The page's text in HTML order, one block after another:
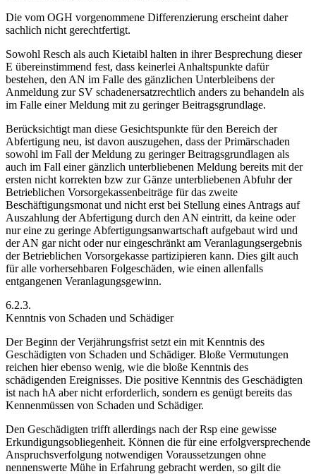
Die vom OGH vorgenommene Differenzierung erscheint daher
sachlich nicht gerechtfertigt.
Sowohl Resch als auch Kietaibl halten in ihrer Besprechung dieser
E übereinstimmend fest, dass keinerlei Anhaltspunkte dafür
bestehen, den AN im Falle des gänzlichen Unterbleibens der
Anmeldung zur SV schadenersatzrechtlich anders zu behandeln als
im Falle einer Meldung mit zu geringer Beitragsgrundlage.
Berücksichtigt man diese Gesichtspunkte für den Bereich der
Abfertigung neu, ist davon auszugehen, dass der Primärschaden
sowohl im Fall der Meldung zu geringer Beitragsgrundlagen als
auch im Fall einer gänzlich unterbliebenen Meldung bereits mit der
ersten nicht korrekten bzw zur Gänze unterbliebenen Abfuhr der
Betrieblichen Vorsorgekassenbeiträge für das zweite
Beschäftigungsmonat und nicht erst bei Stellung eines Antrags auf
Auszahlung der Abfertigung durch den AN eintritt, da keine oder
nur eine zu geringe Abfertigungsanwartschaft aufgebaut wird und
der AN gar nicht oder nur eingeschränkt am Veranlagungsergebnis
der Betrieblichen Vorsorgekasse partizipieren kann. Dies gilt auch
für alle vorhersehbaren Folgeschäden, wie einen allenfalls
entgangenen Veranlagungsgewinn.
6.2.3.
Kenntnis von Schaden und Schädiger
Der Beginn der Verjährungsfrist setzt ein mit Kenntnis des
Geschädigten von Schaden und Schädiger. Bloße Vermutungen
reichen hier ebenso wenig, wie die bloße Kenntnis des
schädigenden Ereignisses. Die positive Kenntnis des Geschädigten
ist nach hA aber nicht erforderlich, sondern es genügt bereits das
Kennenmüssen von Schaden und Schädiger.
Den Geschädigten trifft allerdings nach der Rsp eine gewisse
Erkundigungsobliegenheit. Können die für eine erfolgversprechende
Anspruchsverfolgung notwendigen Voraussetzungen ohne
nennenswerte Mühe in Erfahrung gebracht werden, so gilt die